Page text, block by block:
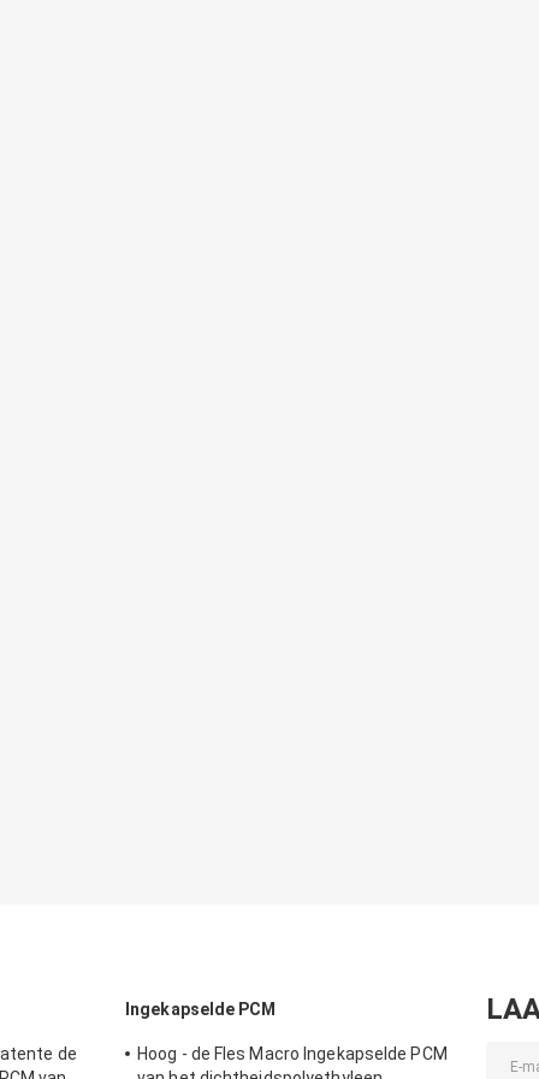
de
Ingekapselde PCM
Hoog - de Fles Macro Ingekapselde PCM